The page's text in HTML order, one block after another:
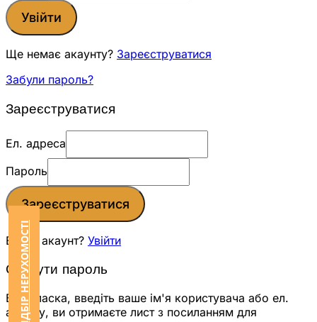
Увійти
Ще немає акаунту? Зареєструватися
Забули пароль?
Зареєструватися
Ел. адреса
Пароль
Зареєструватися
Вже є акаунт? Увійти
Скинути пароль
Будь ласка, введіть ваше ім'я користувача або ел.
адресу, ви отримаєте лист з посиланням для